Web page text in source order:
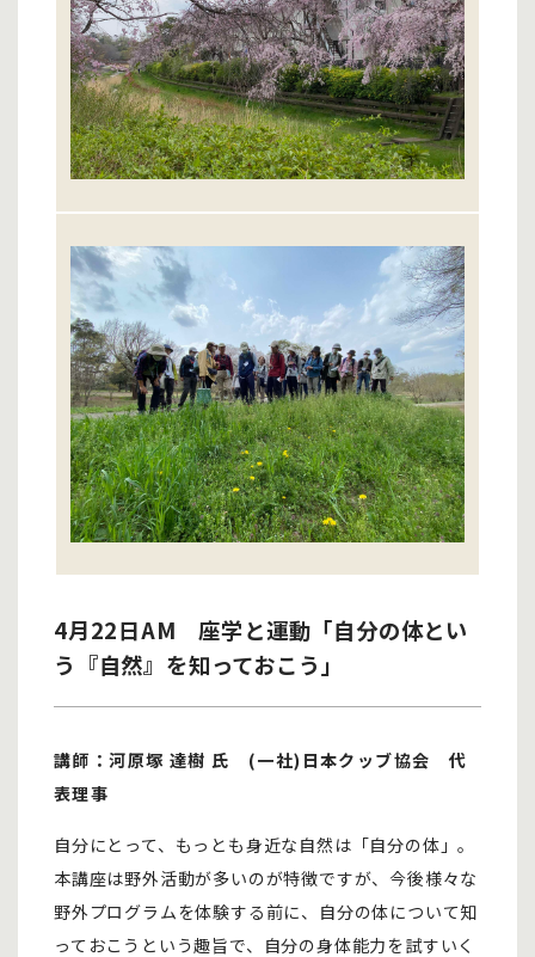
4月22日AM 座学と運動「自分の体とい
う『自然』を知っておこう」
講師：河原塚 達樹 氏 (一社)日本クッブ協会 代
表理事
自分にとって、もっとも身近な自然は「自分の体」。
本講座は野外活動が多いのが特徴ですが、今後様々な
野外プログラムを体験する前に、自分の体について知
っておこうという趣旨で、自分の身体能力を試すいく